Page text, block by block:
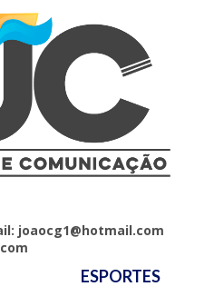
joaocg1@hotmail.com
ESPORTES